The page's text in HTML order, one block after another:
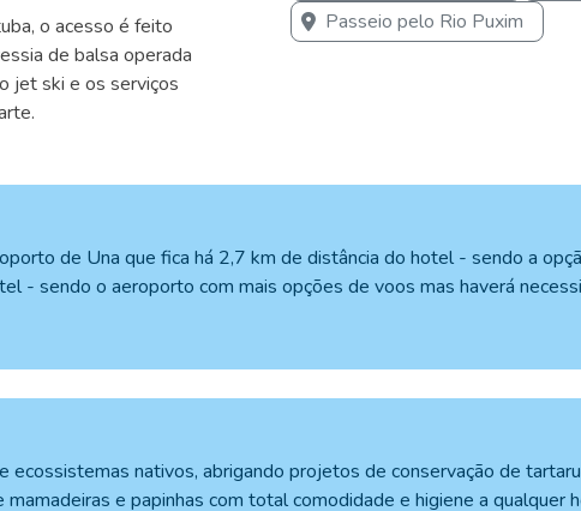
o acesso é feito
de balsa operada
jet ski e os serviços
Passeio pelo Rio Puxim
de Una que fica há 2,7 km de distância do hotel - sendo a
- sendo o aeroporto com mais opções de voos mas haverá
nativos, abrigando projetos de conservação de
e papinhas com total comodidade e higiene a qualquer